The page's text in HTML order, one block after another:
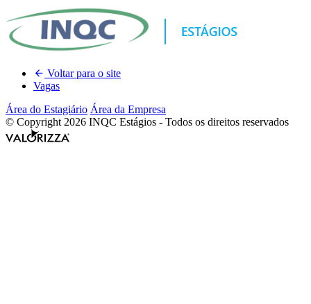
Voltar para o site
Vagas
Área do Estagiário Área da Empresa
© Copyright 2026 INQC Estágios - Todos os direitos reservados
Valorizza
Desenvolvimento